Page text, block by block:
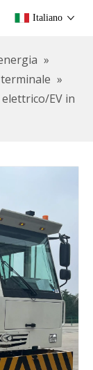
Italiano
»
»
EV in